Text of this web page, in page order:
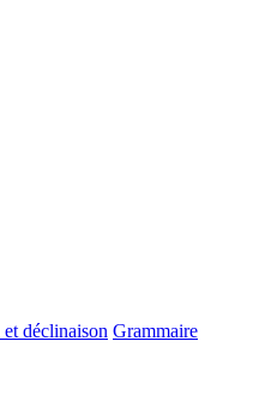
et déclinaison Grammaire